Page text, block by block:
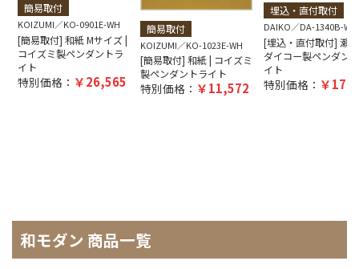
簡易取付
KOIZUMI KO-0901E-WH
[簡易取付] 和紙 Mサイズ |
コイズミ製ペンダントラ
イト
特別価格： 26,565
簡易取付
KOIZUMI KO-1023E-WH
[簡易取付] 和紙 | コイズミ
製ペンダントライト
特別価格： 11,572
埋込・直付取付
DAIKO DA-1340B-WH
[埋込・直付取付] 瀬
ダイコー製ペンダン
イト
特別価格：
和モダン 商品一覧